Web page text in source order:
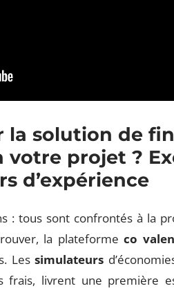
la solution de
votre projet ?
d’expérience
: tous sont confrontés à la
la plateformeco
Lessimulateurs
frais, livrent une première